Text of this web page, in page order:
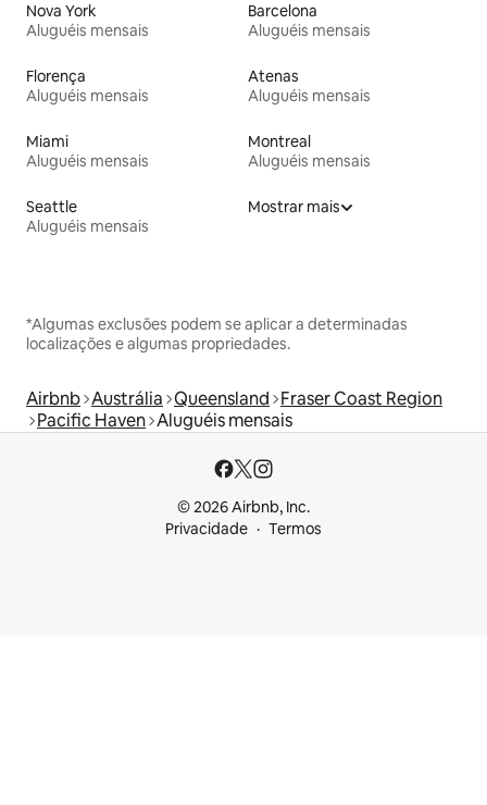
Nova York
Aluguéis mensais
Barcelona
Aluguéis mensais
Florença
Aluguéis mensais
Atenas
Aluguéis mensais
Miami
Aluguéis mensais
Montreal
Aluguéis mensais
Seattle
Aluguéis mensais
Mostrar mais
*Algumas exclusões podem se aplicar a determinadas
localizações e algumas propriedades.
Airbnb Austrália Queensland Fraser Coast Region
Pacific Haven Aluguéis mensais
© 2026 Airbnb, Inc.
Privacidade
Termos